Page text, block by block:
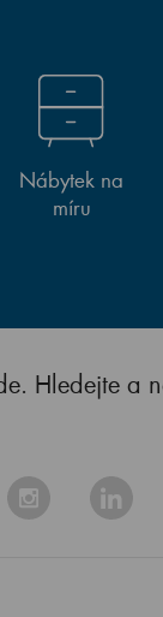
Nábytek na
míru
Hledejte a